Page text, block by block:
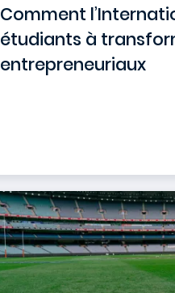
Comment
étudiants à
entrepreneuriaux